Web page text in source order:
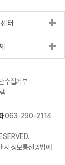
터
수집거부
063-290-2114
시 정보통신망법에